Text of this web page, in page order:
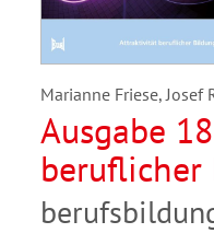
Marianne Friese, Josef
Ausgabe
beruflicher